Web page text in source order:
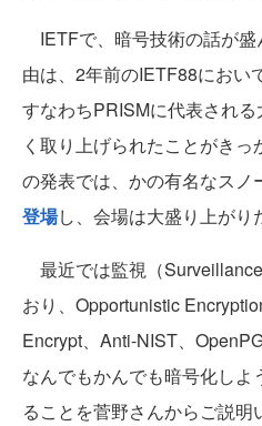
IETFで、暗号技術の話が
由は、2年前のIETF88におい
すなわちPRISMに代表され
く取り上げられたことがき
の発表では、かの有名なスノ
登場し、会場は大盛り上がり
最近では監視（
おり、Opportunistic
Encrypt、Anti-NIST、
なんでもかんでも暗号化し
ることを菅野さんからご説明